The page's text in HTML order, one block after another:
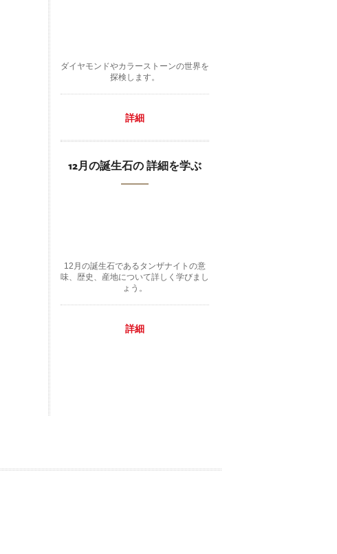
ダイヤモンドやカラーストーンの世界を
探検します。
詳細
12月の誕生石の 詳細を学ぶ
12月の誕生石であるタンザナイトの意
味、歴史、産地について詳しく学びまし
ょう。
詳細